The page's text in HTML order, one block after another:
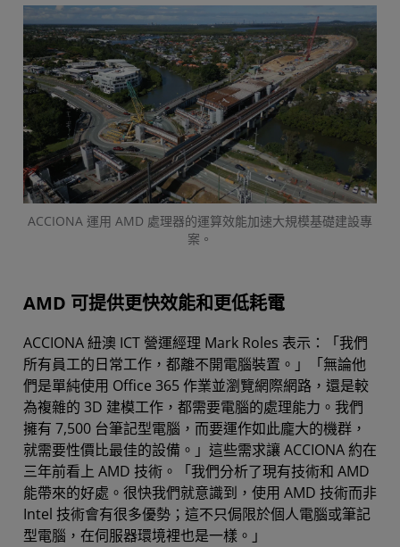
ACCIONA 運用 AMD 處理器的運算效能加速大規模基礎建設專
案。
AMD 可提供更快效能和更低耗電
ACCIONA 紐澳 ICT 營運經理 Mark Roles 表示：「我們
所有員工的日常工作，都離不開電腦裝置。」「無論他
們是單純使用 Office 365 作業並瀏覽網際網路，還是較
為複雜的 3D 建模工作，都需要電腦的處理能力。我們
擁有 7,500 台筆記型電腦，而要運作如此龐大的機群，
就需要性價比最佳的設備。」這些需求讓 ACCIONA 約在
三年前看上 AMD 技術。「我們分析了現有技術和 AMD
能帶來的好處。很快我們就意識到，使用 AMD 技術而非
Intel 技術會有很多優勢；這不只侷限於個人電腦或筆記
型電腦，在伺服器環境裡也是一樣。」